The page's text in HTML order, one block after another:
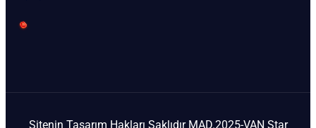
Sitenin Tasarım Hakları Saklıdır MAD.2025-VAN Star